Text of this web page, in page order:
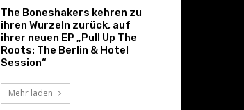
The Boneshakers kehren zu
ihren Wurzeln zurück, auf
ihrer neuen EP „Pull Up The
Roots: The Berlin & Hotel
Session“
Mehr laden